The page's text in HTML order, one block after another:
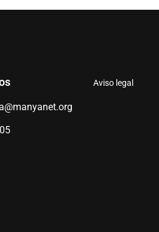
Aviso legal